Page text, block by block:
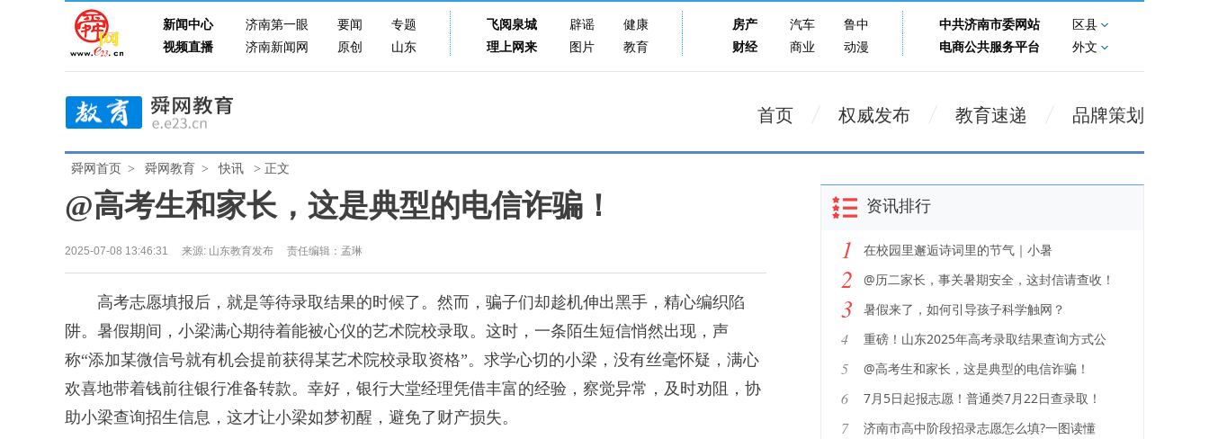
新闻中心 济南第一眼 要闻 专题 飞阅泉城 辟谣 健康 房产 汽车 鲁中 中共济南市委网站
区县
视频直播
济南新闻网 原创 山东 理上网来 图片 教育 财经 商业 动漫 电商公共服务平台 外文
首页 权威发布 教育速递 品牌策划
舜网首页 > 舜网教育 > 快讯 > 正文
@高考生和家长，这是典型的电信诈骗！
2025-07-08 13:46:31 来源: 山东教育发布 责任编辑：孟琳
高考志愿填报后，就是等待录取结果的时候了。然而，骗子们却趁机伸出黑手，精心编织陷
阱。暑假期间，小梁满心期待着能被心仪的艺术院校录取。这时，一条陌生短信悄然出现，声
称“添加某微信号就有机会提前获得某艺术院校录取资格”。求学心切的小梁，没有丝毫怀疑，满心
欢喜地带着钱前往银行准备转款。幸好，银行大堂经理凭借丰富的经验，察觉异常，及时劝阻，协
助小梁查询招生信息，这才让小梁如梦初醒，避免了财产损失。
资讯排行
1 在校园里邂逅诗词里的节气｜小暑
2 @历二家长，事关暑期安全，这封信请查收！
3 暑假来了，如何引导孩子科学触网？
4
重磅！山东2025年高考录取结果查询方式公
布！
5 @高考生和家长，这是典型的电信诈骗！
6 7月5日起报志愿！普通类7月22日查录取！
7 济南市高中阶段招录志愿怎么填?一图读懂